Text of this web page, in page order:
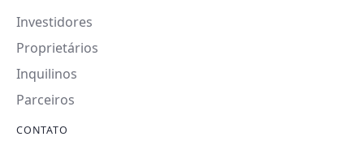
Investidores
Proprietários
Inquilinos
Parceiros
CONTATO